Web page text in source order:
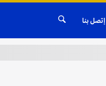
إتصل بنا